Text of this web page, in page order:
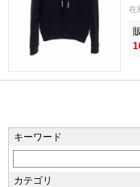
在
キーワード
カテゴリ